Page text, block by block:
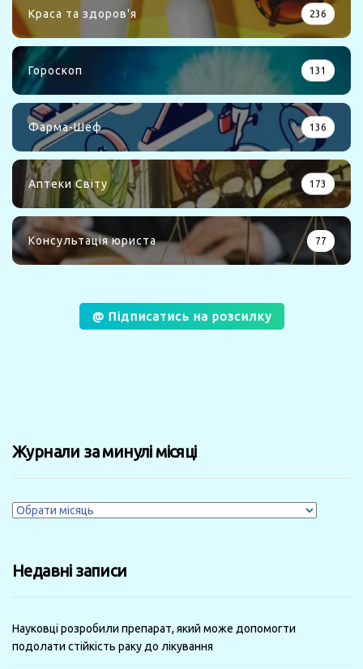
Краса та здоров'я 236
Гороскоп 131
Фарма-Шеф 136
Аптеки Світу 173
Консультація юриста 77
@ Підписатись на розсилку
Журнали за минулі місяці
Журнали
місяці
Недавні записи
Науковці розробили препарат, який може допомогти
подолати стійкість раку до лікування